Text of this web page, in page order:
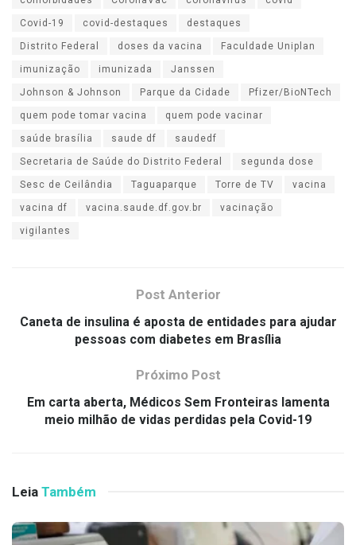
Covid-19 covid-destaques destaques
Distrito Federal doses da vacina Faculdade Uniplan
imunização imunizada Janssen
Johnson & Johnson Parque da Cidade Pfizer/BioNTech
quem pode tomar vacina quem pode vacinar
saúde brasília saude df saudedf
Secretaria de Saúde do Distrito Federal segunda dose
Sesc de Ceilândia Taguaparque Torre de TV vacina
vacina df vacina.saude.df.gov.br vacinação
vigilantes
Post Anterior
Caneta de insulina é aposta de entidades para ajudar
pessoas com diabetes em Brasília
Próximo Post
Em carta aberta, Médicos Sem Fronteiras lamenta
meio milhão de vidas perdidas pela Covid-19
Leia Também